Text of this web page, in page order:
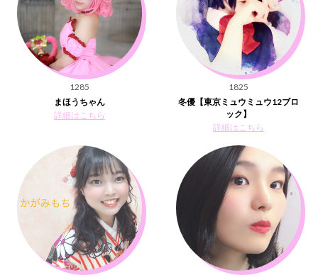
1285
まほうちゃん
詳細はこちら
1825
冬優【東京ミュウミュウ12ブロ
ック】
詳細はこちら